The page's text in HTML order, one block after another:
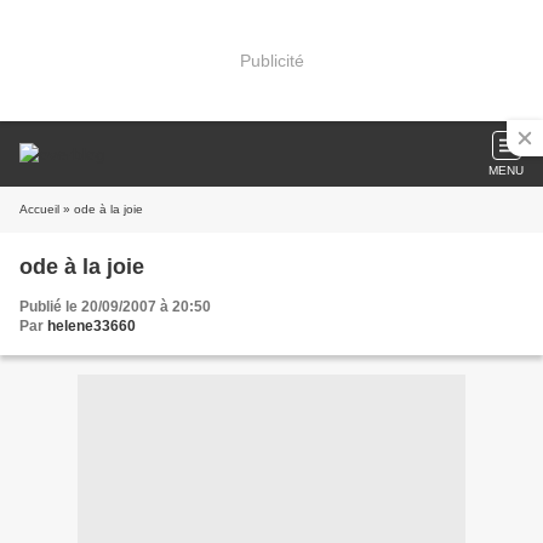
Publicité
MENU
Accueil » ode à la joie
ode à la joie
Publié le 20/09/2007 à 20:50
Par helene33660